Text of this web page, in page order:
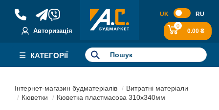
Авторизація
UK RU
0
0.00 ₴
КАТЕГОРІЇ
Інтернет-магазин будматеріалів
Витратні матеріали
Кюветки
Кюветка пластмасова 310х340мм